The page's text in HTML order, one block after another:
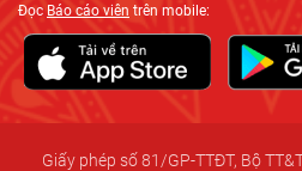
ĐọcBáo cáo viên trên mobile:
Giấy phép số 81/GP-TTĐT, Bộ